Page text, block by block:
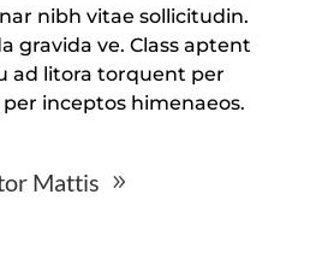
nibh vitae sollicitudin.
gravida ve. Class aptent
ad litora torquent per
inceptos himenaeos.
Mattis